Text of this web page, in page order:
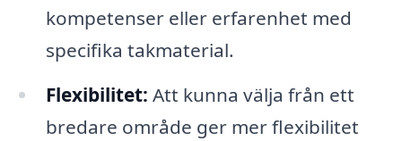
kompetenser eller erfarenhet med
specifika takmaterial.
Flexibilitet: Att kunna välja från ett
bredare område ger mer flexibilitet